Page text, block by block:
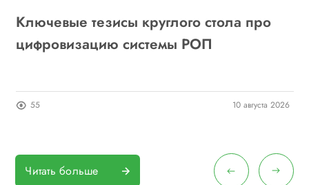
Ключевые тезисы круглого стола про
цифровизацию системы РОП
55 10 августа 2026
Читать больше